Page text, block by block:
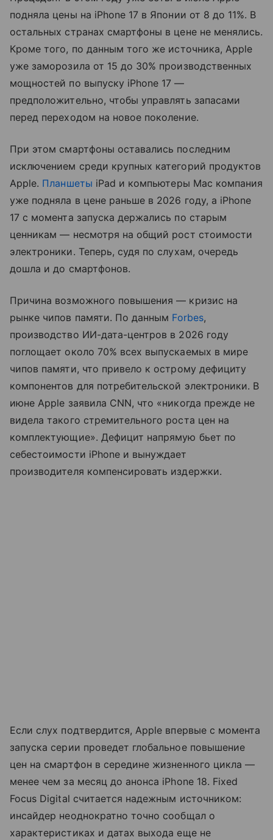
подняла цены на iPhone 17 в Японии от 8 до 11%. В
остальных странах смартфоны в цене не менялись.
Кроме того, по данным того же источника, Apple
уже заморозила от 15 до 30% производственных
мощностей по выпуску iPhone 17 —
предположительно, чтобы управлять запасами
перед переходом на новое поколение.
При этом смартфоны оставались последним
исключением среди крупных категорий продуктов
Apple. Планшеты iPad и компьютеры Mac компания
уже подняла в цене раньше в 2026 году, а iPhone
17 с момента запуска держались по старым
ценникам — несмотря на общий рост стоимости
электроники. Теперь, судя по слухам, очередь
дошла и до смартфонов.
Причина возможного повышения — кризис на
рынке чипов памяти. По данным Forbes,
производство ИИ-дата-центров в 2026 году
поглощает около 70% всех выпускаемых в мире
чипов памяти, что привело к острому дефициту
компонентов для потребительской электроники. В
июне Apple заявила CNN, что «никогда прежде не
видела такого стремительного роста цен на
комплектующие». Дефицит напрямую бьет по
себестоимости iPhone и вынуждает
производителя компенсировать издержки.
Если слух подтвердится, Apple впервые с момента
запуска серии проведет глобальное повышение
цен на смартфон в середине жизненного цикла —
менее чем за месяц до анонса iPhone 18. Fixed
Focus Digital считается надежным источником:
инсайдер неоднократно точно сообщал о
характеристиках и датах выхода еще не